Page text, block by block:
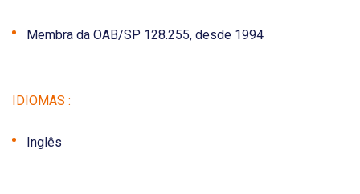
Membra da OAB/SP 128.255, desde 1994
IDIOMAS :
Inglês